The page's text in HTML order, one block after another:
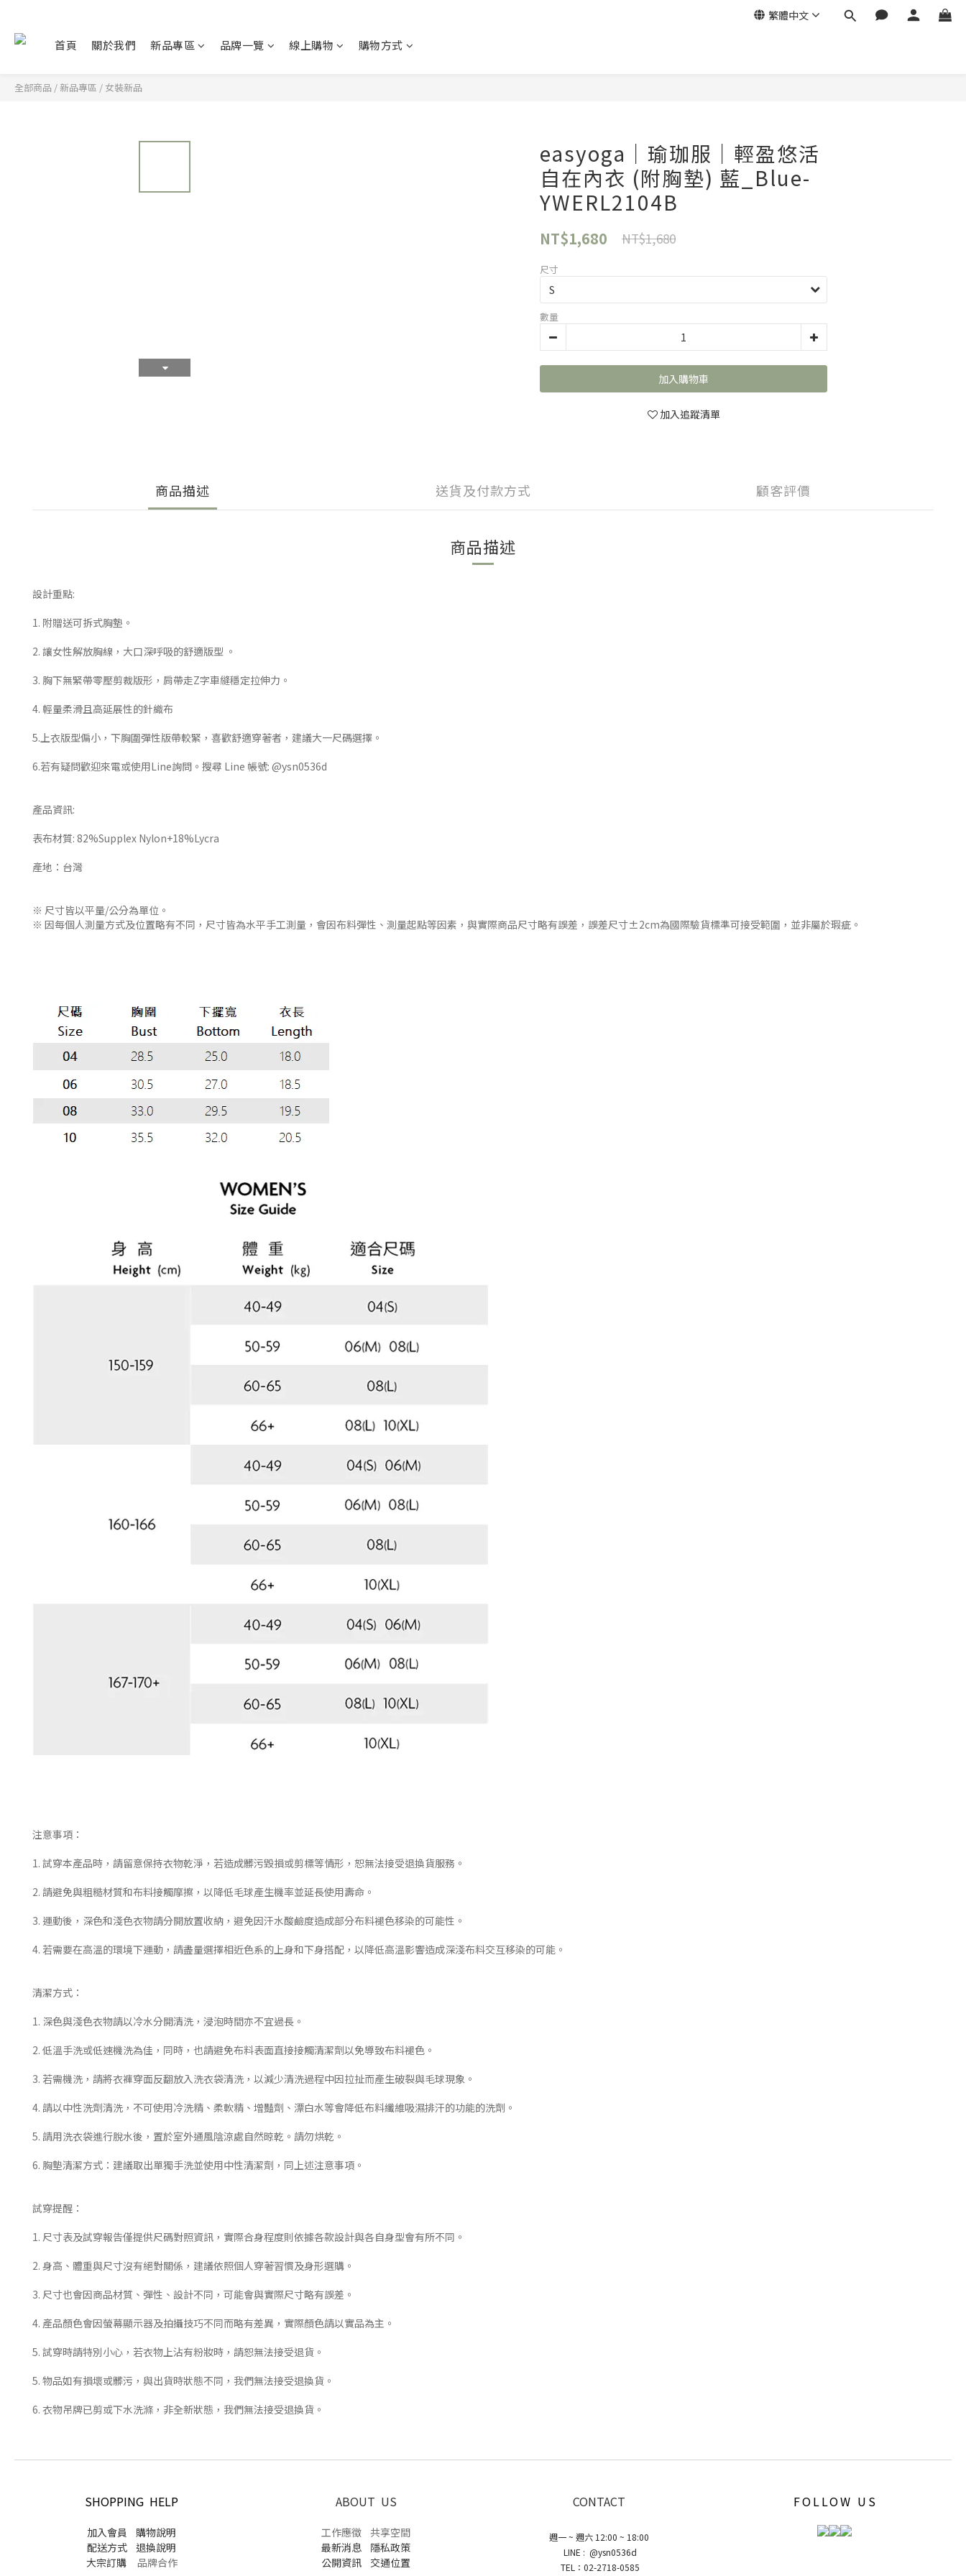
繁體中文
首頁 關於我們 新品專區 品牌一覽 線上購物 購物方式
全部商品 /新品專區 / 女裝新品
easyoga｜瑜珈服｜輕盈悠活
自在內衣 (附胸墊) 藍_Blue-
YWERL2104B
NT$1,680 NT$1,680
尺寸
數量
加入購物車
加入追蹤清單
商品描述 送貨及付款方式 顧客評價
商品描述
設計重點:
1. 附贈送可拆式胸墊。
2. 讓女性解放胸線，大口深呼吸的舒適版型 。
3. 胸下無緊帶零壓剪裁版形，肩帶走Z字車縫穩定拉伸力。
4. 輕量柔滑且高延展性的針織布
5.上衣版型偏小，下胸圍彈性版帶較緊，喜歡舒適穿著者，建議大一尺碼選擇。
6.若有疑問歡迎來電或使用Line詢問。搜尋 Line 帳號: @ysn0536d
產品資訊:
表布材質: 82%Supplex Nylon+18%Lycra
產地：台灣
※ 尺寸皆以平量/公分為單位。
※ 因每個人測量方式及位置略有不同，尺寸皆為水平手工測量，會因布料彈性、測量起點等因素，與實際商品尺寸略有誤差，誤差尺寸±2cm為國際驗貨標準可接受範圍，並非屬於瑕疵。
注意事項：
1. 試穿本產品時，請留意保持衣物乾淨，若造成髒污毀損或剪標等情形，恕無法接受退換貨服務。
2. 請避免與粗糙材質和布料接觸摩擦，以降低毛球產生機率並延長使用壽命。
3. 運動後，深色和淺色衣物請分開放置收納，避免因汗水酸鹼度造成部分布料褪色移染的可能性。
4. 若需要在高溫的環境下運動，請盡量選擇相近色系的上身和下身搭配，以降低高溫影響造成深淺布料交互移染的可能。
清潔方式：
1. 深色與淺色衣物請以冷水分開清洗，浸泡時間亦不宜過長。
2. 低溫手洗或低速機洗為佳，同時，也請避免布料表面直接接觸清潔劑以免導致布料褪色。
3. 若需機洗，請將衣褲穿面反翻放入洗衣袋清洗，以減少清洗過程中因拉扯而產生破裂與毛球現象。
4. 請以中性洗劑清洗，不可使用冷洗精、柔軟精、增豔劑、漂白水等會降低布料纖維吸濕排汗的功能的洗劑。
5. 請用洗衣袋進行脫水後，置於室外通風陰涼處自然晾乾。請勿烘乾。
6. 胸墊清潔方式：建議取出單獨手洗並使用中性清潔劑，同上述注意事項。
試穿提醒：
1. 尺寸表及試穿報告僅提供尺碼對照資訊，實際合身程度則依據各款設計與各自身型會有所不同。
2. 身高、體重與尺寸沒有絕對關係，建議依照個人穿著習慣及身形選購。
3. 尺寸也會因商品材質、彈性、設計不同，可能會與實際尺寸略有誤差。
4. 產品顏色會因螢幕顯示器及拍攝技巧不同而略有差異，實際顏色請以實品為主。
5. 試穿時請特別小心，若衣物上沾有粉妝時，請恕無法接受退貨。
5. 物品如有損壞或髒污，與出貨時狀態不同，我們無法接受退換貨。
6. 衣物吊牌已剪或下水洗滌，非全新狀態，我們無法接受退換貨。
SHOPPING HELP
加入會員
購物說明
配送方式
退換說明
大宗訂購品牌合作
ABOUT US
工作應徵 共享空間
最新消息
隱私政策
公開資訊
交通位置
CONTACT
週一 ~ 週六 12:00 ~ 18:00
LINE : @ysn0536d
TEL：02-2718-0585
FOLLOW US